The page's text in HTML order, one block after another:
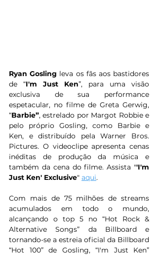
Ryan Gosling leva os fãs aos bastidores
de “I'm Just Ken”, para uma visão
exclusiva de sua performance
espetacular, no filme de Greta Gerwig,
“Barbie”, estrelado por Margot Robbie e
pelo próprio Gosling, como Barbie e
Ken, e distribuído pela Warner Bros.
Pictures. O videoclipe apresenta cenas
inéditas de produção da música e
também da cena do filme. Assista "'I'm
Just Ken' Exclusive" aqui.
Com mais de 75 milhões de streams
acumulados em todo o mundo,
alcançando o top 5 no “Hot Rock &
Alternative Songs” da Billboard e
tornando-se a estreia oficial da Billboard
“Hot 100” de Gosling, “I'm Just Ken”